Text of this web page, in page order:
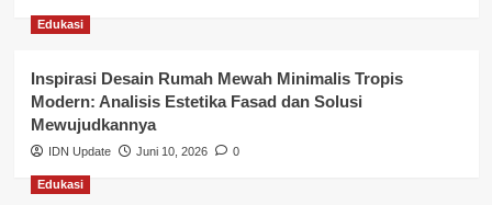
Perpajakan & Keuangan
Profil Wilayah Banyuasin
Sosial & Budaya
Sosial & Kesejahteraan
Edukasi
Inspirasi Desain Rumah Mewah Minimalis Tropis
Modern: Analisis Estetika Fasad dan Solusi
Mewujudkannya
IDN Update Juni 10, 2026 0
Edukasi